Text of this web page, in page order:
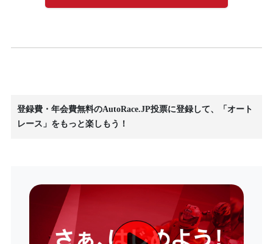
登録費・年会費無料のAutoRace.JP投票に登録して、「オート
レース」をもっと楽しもう！